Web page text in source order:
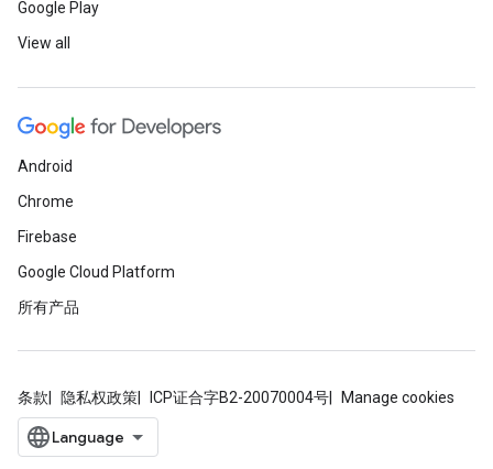
Google Play
View all
Android
Chrome
Firebase
Google Cloud Platform
所有产品
条款 隐私权政策 ICP证合字B2-20070004号 Manage cookies